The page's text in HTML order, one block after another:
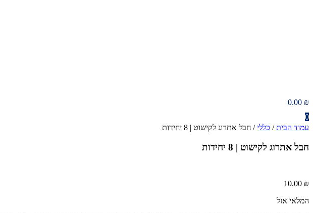
0.00 ₪
0
עמוד הבית/ כללי/ חבל אתרוג לקישוט | 8 יחידות
חבל אתרוג לקישוט | 8 יחידות
10.00 ₪
המלאי אזל